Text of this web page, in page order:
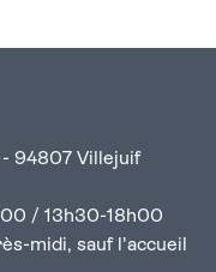
- 94807 Villejuif
/ 13h30-18h00
midi, sauf l'accueil